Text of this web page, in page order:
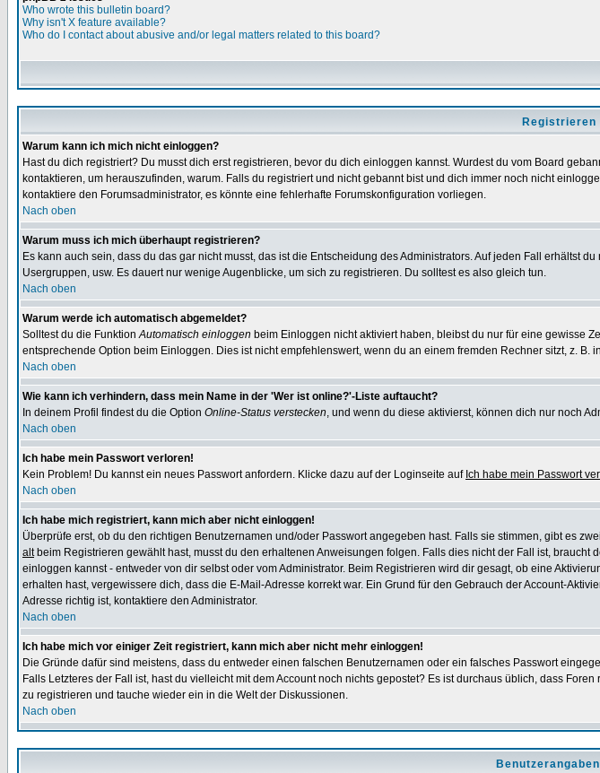
Who wrote this bulletin board?
Why isn't X feature available?
Who do I contact about abusive and/or legal matters related to this board?
Registrieren
Warum kann ich mich nicht einloggen?
Hast du dich registriert? Du musst dich erst registrieren, bevor du dich einloggen kannst. Wurdest du vom Board
kontaktieren, um herauszufinden, warum. Falls du registriert und nicht gebannt bist und dich immer noch nicht
kontaktiere den Forumsadministrator, es könnte eine fehlerhafte Forumskonfiguration vorliegen.
Nach oben
Warum muss ich mich überhaupt registrieren?
Es kann auch sein, dass du das gar nicht musst, das ist die Entscheidung des Administrators. Auf jeden Fall erhältst
Usergruppen, usw. Es dauert nur wenige Augenblicke, um sich zu registrieren. Du solltest es also gleich tun.
Nach oben
Warum werde ich automatisch abgemeldet?
Solltest du die FunktionAutomatisch einloggen beim Einloggen nicht aktiviert haben, bleibst du nur für eine gewisse
entsprechende Option beim Einloggen. Dies ist nicht empfehlenswert, wenn du an einem fremden Rechner sitzt, z. B.
Nach oben
Wie kann ich verhindern, dass mein Name in der 'Wer ist online?'-Liste auftaucht?
In deinem Profil findest du die Option Online-Status verstecken, und wenn du diese aktivierst, können dich nur noch
Nach oben
Ich habe mein Passwort verloren!
Kein Problem! Du kannst ein neues Passwort anfordern. Klicke dazu auf der Loginseite auf Ich habe mein Passwort
Nach oben
Ich habe mich registriert, kann mich aber nicht einloggen!
Überprüfe erst, ob du den richtigen Benutzernamen und/oder Passwort angegeben hast. Falls sie stimmen, gibt es
altbeim Registrieren gewählt hast, musst du den erhaltenen Anweisungen folgen. Falls dies nicht der Fall ist,
einloggen kannst - entweder von dir selbst oder vom Administrator. Beim Registrieren wird dir gesagt, ob eine
erhalten hast, vergewissere dich, dass die E-Mail-Adresse korrekt war. Ein Grund für den Gebrauch der Account-
Adresse richtig ist, kontaktiere den Administrator.
Nach oben
Ich habe mich vor einiger Zeit registriert, kann mich aber nicht mehr einloggen!
Die Gründe dafür sind meistens, dass du entweder einen falschen Benutzernamen oder ein falsches Passwort
Falls Letzteres der Fall ist, hast du vielleicht mit dem Account noch nichts gepostet? Es ist durchaus üblich, dass
zu registrieren und tauche wieder ein in die Welt der Diskussionen.
Nach oben